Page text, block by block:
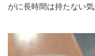
がに長時間は持たない気